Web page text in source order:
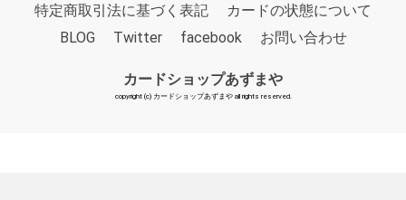
特定商取引法に基づく表記
カードの状態について
BLOG
Twitter facebook お問い合わせ
カードショップあずまや
copyright (c) カードショップあずまや all rights reserved.